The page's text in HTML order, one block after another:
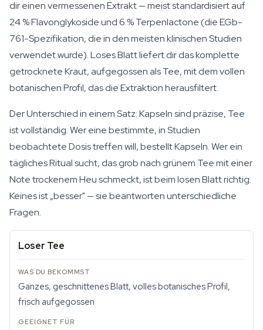
dir einen vermessenen Extrakt — meist standardisiert auf
24 % Flavonglykoside und 6 % Terpenlactone (die EGb-
761-Spezifikation, die in den meisten klinischen Studien
verwendet wurde). Loses Blatt liefert dir das komplette
getrocknete Kraut, aufgegossen als Tee, mit dem vollen
botanischen Profil, das die Extraktion herausfiltert.
Der Unterschied in einem Satz: Kapseln sind präzise, Tee
ist vollständig. Wer eine bestimmte, in Studien
beobachtete Dosis treffen will, bestellt Kapseln. Wer ein
tägliches Ritual sucht, das grob nach grünem Tee mit einer
Note trockenem Heu schmeckt, ist beim losen Blatt richtig.
Keines ist „besser" — sie beantworten unterschiedliche
Fragen.
Loser Tee
Ganzes, geschnittenes Blatt, volles botanisches Profil,
frisch aufgegossen